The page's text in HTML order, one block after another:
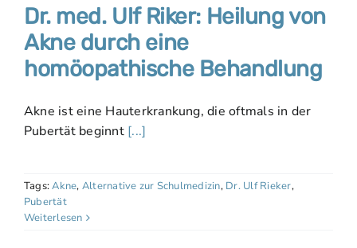
Dr. med. Ulf Riker: Heilung von
Akne durch eine
homöopathische Behandlung
Akne ist eine Hauterkrankung, die oftmals in der
Pubertät beginnt [...]
Tags:Akne, Alternative zur Schulmedizin, Dr. Ulf Rieker,
Pubertät
Weiterlesen